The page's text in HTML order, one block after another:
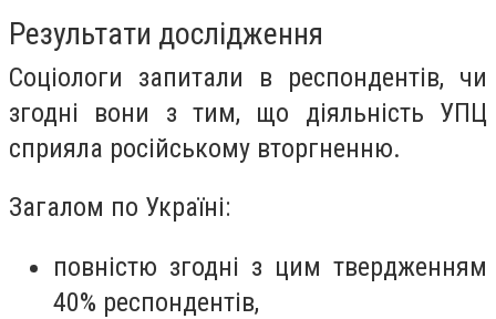
Результати дослідження
Соціологи запитали в респондентів, чи
згодні вони з тим, що діяльність УПЦ
сприяла російському вторгненню.
Загалом по Україні:
повністю згодні з цим твердженням
40% респондентів,